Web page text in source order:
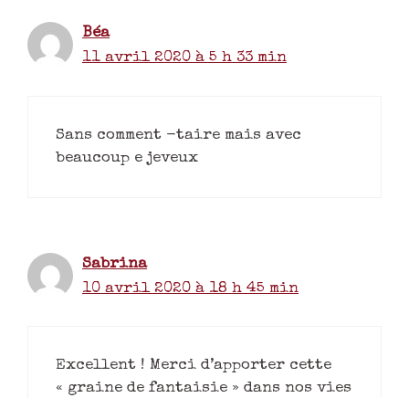
Béa
11 avril 2020 à 5 h 33 min
Sans comment -taire mais avec
beaucoup e jeveux
Sabrina
10 avril 2020 à 18 h 45 min
Excellent ! Merci d’apporter cette
« graine de fantaisie » dans nos vies